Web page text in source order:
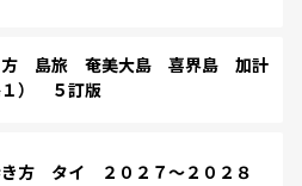
方 島旅 奄美大島 喜界島 加計
１） ５訂版
方 タイ ２０２７～２０２８